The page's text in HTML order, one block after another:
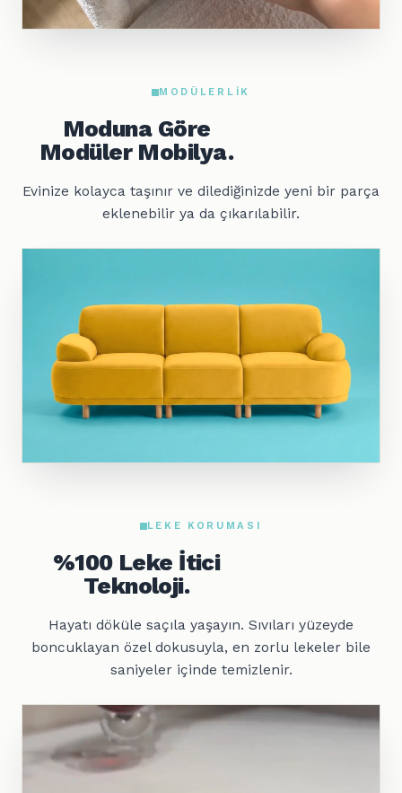
MODÜLERLIK
Moduna Göre
Modüler Mobilya.
Evinize kolayca taşınır ve dilediğinizde yeni bir parça
eklenebilir ya da çıkarılabilir.
LEKE KORUMASI
%100 Leke İtici
Teknoloji.
Hayatı döküle saçıla yaşayın. Sıvıları yüzeyde
boncuklayan özel dokusuyla, en zorlu lekeler bile
saniyeler içinde temizlenir.